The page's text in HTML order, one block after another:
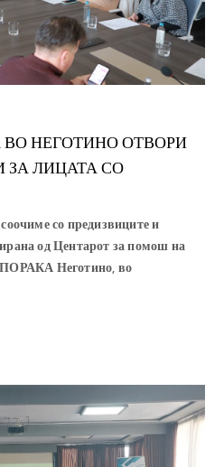
НЕГОТИНО ОТВОРИ
ЗА ЛИЦАТА СО
со предизвиците и
од Центарот за помош на
ПОРАКА Неготино, во